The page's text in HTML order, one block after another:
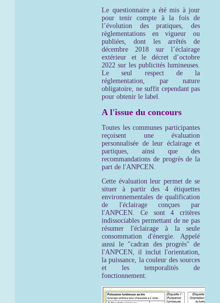
Le questionnaire a été mis à jour
pour tenir compte à la fois de
l’évolution des pratiques, des
règlementations en vigueur ou
publiées, dont les arrêtés de
décembre 2018 sur l’éclairage
extérieur et le décret d’octobre
2022 sur les publicités lumineuses.
Le seul respect de la
réglementation, par nature
obligatoire, ne suffit cependant pas
pour obtenir le label.
A l'issue du concours
Toutes les communes participantes
reçoisent une évaluation
personnalisée de leur éclairage et
partiques, ainsi que des
recommandations de progrès de la
part de l'ANPCEN.
Cette évaluation leur permet de se
situer à partir des 4 étiquettes
environnementales de qualification
de l'éclairage conçues par
l'ANPCEN. Ce sont 4 critères
indissociables permettant de ne pas
résumer l'éclairage à la seule
consommation d'énergie. Appelé
aussi le "cadran des progrès" de
l'ANPCEN, il inclut l'orientation,
la puissance, la couleur des sources
et les temporalités de
fonctionnement.